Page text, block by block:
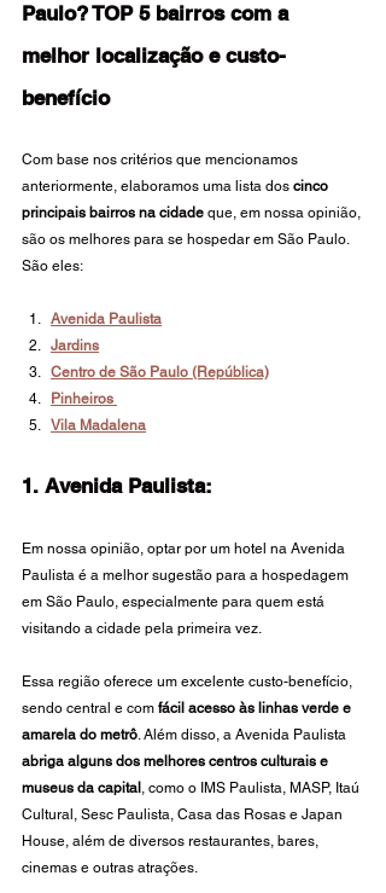
Paulo? TOP 5 bairros com a
melhor localização e custo-
benefício
Com base nos critérios que mencionamos
anteriormente, elaboramos uma lista dos cinco
principais bairros na cidade que, em nossa opinião,
são os melhores para se hospedar em São Paulo.
São eles:
Avenida Paulista
Jardins
Centro de São Paulo (República)
Pinheiros
Vila Madalena
1. Avenida Paulista:
Em nossa opinião, optar por um hotel na Avenida
Paulista é a melhor sugestão para a hospedagem
em São Paulo, especialmente para quem está
visitando a cidade pela primeira vez.
Essa região oferece um excelente custo-benefício,
sendo central e com fácil acesso às linhas verde e
amarela do metrô. Além disso, a Avenida Paulista
abriga alguns dos melhores centros culturais e
museus da capital , como o IMS Paulista, MASP, Itaú
Cultural, Sesc Paulista, Casa das Rosas e Japan
House, além de diversos restaurantes, bares,
cinemas e outras atrações.